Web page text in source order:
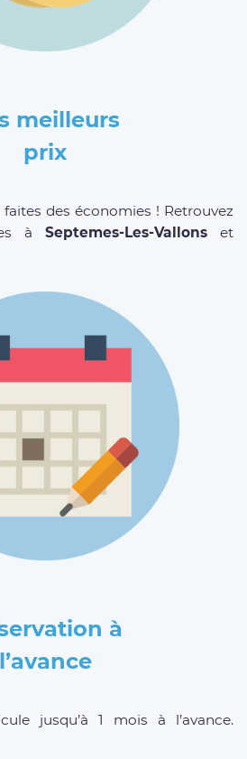
meilleurs
prix
des économies ! Retrouvez
à Septemes-Les-Vallons et
à
l’avance
jusqu’à 1 mois à l’avance.